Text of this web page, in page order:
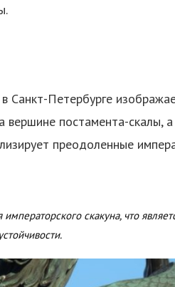
Санкт-Петербурге
вершине постамента-скалы,
преодоленные
скакуна, что